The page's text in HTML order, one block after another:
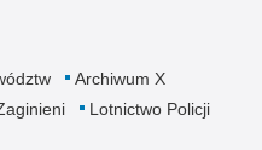
Archiwum X
Lotnictwo Policji